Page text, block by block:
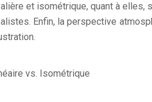
et isométrique, quant à
Enfin, la perspective